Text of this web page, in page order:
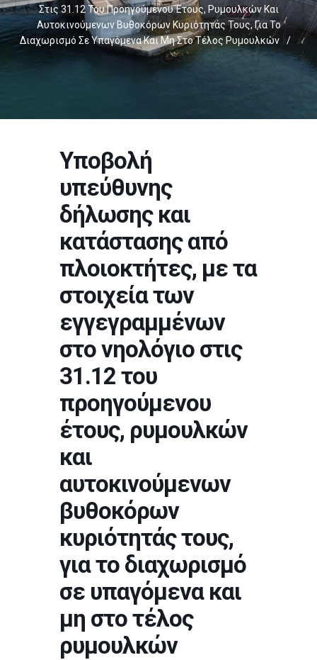
Στις 31.12 Του Προηγούμενου Έτους, Ρυμουλκών Και
Αυτοκινούμενων Βυθοκόρων Κυριότητάς Τους, Για Το
Διαχωρισμό Σε Υπαγόμενα Και Μη Στο Τέλος Ρυμουλκών
/
Υποβολή
υπεύθυνης
δήλωσης και
κατάστασης από
πλοιοκτήτες, με τα
στοιχεία των
εγγεγραμμένων
στο νηολόγιο στις
31.12 του
προηγούμενου
έτους, ρυμουλκών
και
αυτοκινούμενων
βυθοκόρων
κυριότητάς τους,
για το διαχωρισμό
σε υπαγόμενα και
μη στο τέλος
ρυμουλκών